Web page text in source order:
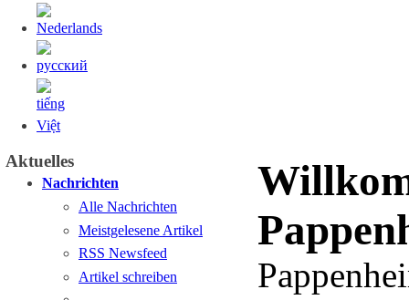
Aktuelles
Nachrichten
Alle Nachrichten
Meistgelesene Artikel
RSS Newsfeed
Artikel schreiben